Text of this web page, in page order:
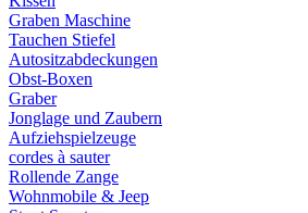
Graben Maschine
Tauchen Stiefel
Autositzabdeckungen
Obst-Boxen
Graber
Jonglage und Zaubern
Aufziehspielzeuge
cordes à sauter
Rollende Zange
Wohnmobile & Jeep